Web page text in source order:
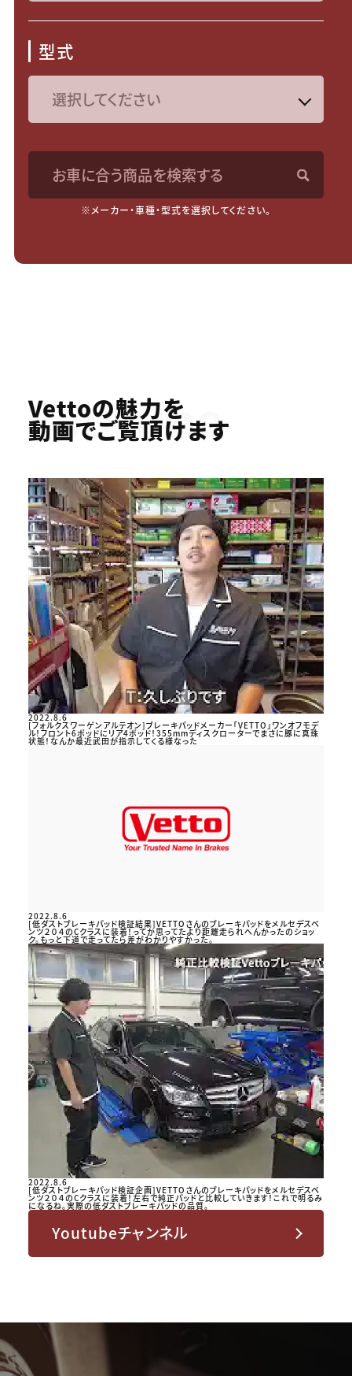
型式
お車に合う商品を検索する
※メーカー・車種・型式を選択してください。
Youtube
Vettoの魅力を
動画でご覧頂けます
2022.8.6
[フォルクスワーゲンアルテオン]ブレーキパッドメーカー「VETTO」ワンオフモデ
ル！フロント6ポッドにリア4ポッド！355mmディスクローターでまさに豚に真珠
状態！なんか最近武田が指示してくる様なった
2022.8.6
[低ダストブレーキパッド検証結果]VETTOさんのブレーキパッドをメルセデスベ
ンツ２０４のCクラスに装着！ってか思ってたより距離走られへんかったのショッ
ク。もっと下道で走ってたら差がわかりやすかった。
2022.8.6
[低ダストブレーキパッド検証企画]VETTOさんのブレーキパッドをメルセデスベ
ンツ２０４のCクラスに装着！左右で純正パッドと比較していきます！これで明るみ
になるね。実際の低ダストブレーキパッドの品質。
Youtubeチャンネル